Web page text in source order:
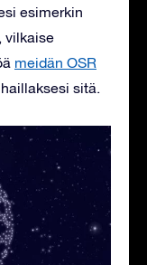
esimerkin
vilkaise
meidän OSR
sitä.